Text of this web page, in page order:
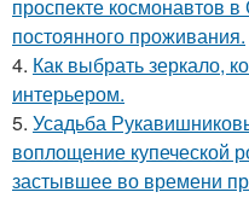
проспекте космонавтов в
постоянного проживания.
4. Как выбрать зеркало,
интерьером.
5. Усадьба
воплощение купеческой
застывшее во времени